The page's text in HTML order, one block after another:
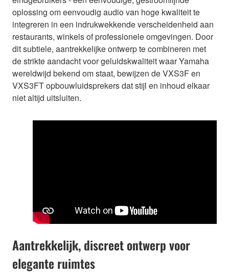
oplossing om eenvoudig audio van hoge kwaliteit te
integreren in een indrukwekkende verscheidenheid aan
restaurants, winkels of professionele omgevingen. Door
dit subtiele, aantrekkelijke ontwerp te combineren met
de strikte aandacht voor geluidskwaliteit waar Yamaha
wereldwijd bekend om staat, bewijzen de VXS3F en
VXS3FT opbouwluidsprekers dat stijl en inhoud elkaar
niet altijd uitsluiten.
Aantrekkelijk, discreet ontwerp voor
elegante ruimtes